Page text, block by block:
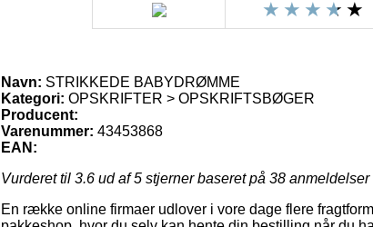
Navn: STRIKKEDE BABYDRØMME
Kategori: OPSKRIFTER > OPSKRIFTSBØGER
Producent:
Varenummer: 43453868
EAN:
Vurderet til 3.6 ud af 5 stjerner baseret på 38 anmeldelser
En række online firmaer udlover i vore dage flere